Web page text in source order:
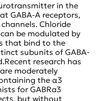
in the
GABA-A receptors,
Chloride
be modulated by
that bind to the
subunits of GABA-
research has
moderately
the α3
for GABRa3
but without